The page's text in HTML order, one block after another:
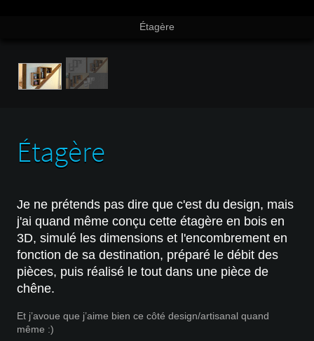
Étagère
Je ne prétends pas dire que c'est du design, mais
j'ai quand même conçu cette étagère en bois en
3D, simulé les dimensions et l'encombrement en
fonction de sa destination, préparé le débit des
pièces, puis réalisé le tout dans une pièce de
chêne.
Et j’avoue que j’aime bien ce côté design/artisanal quand
même :)
Étagère
Étagère (conception)